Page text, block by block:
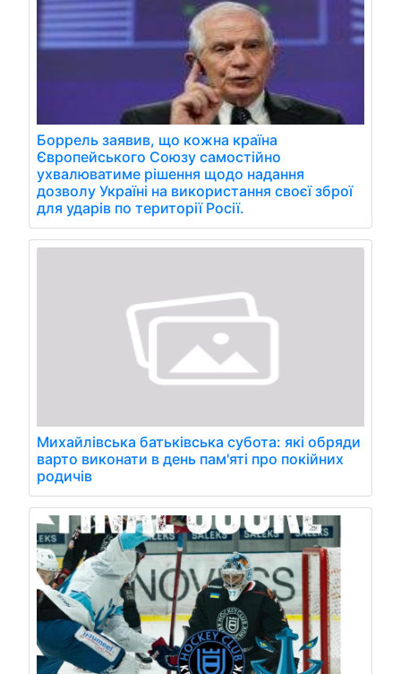
Боррель заявив, що кожна країна
Європейського Союзу самостійно
ухвалюватиме рішення щодо надання
дозволу Україні на використання своєї зброї
для ударів по території Росії.
Михайлівська батьківська субота: які обряди
варто виконати в день пам'яті про покійних
родичів